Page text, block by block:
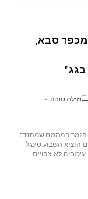
מכפר סבא,
מילה טובה
הזמר המהמם שמתנדב
הוציא השבוע סינגל
לא צפויים